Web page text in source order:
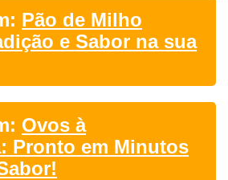
Pão de Milho
e Sabor na sua
Ovos à
Pronto em Minutos